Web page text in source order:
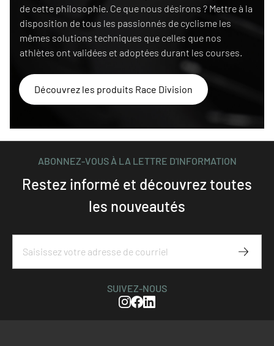
de cette philosophie. Ce que nous désirons ? Mettre à la
disposition de tous les passionnés de cyclisme les
mêmes solutions techniques que celles que nos
athlètes ont validées et adoptées durant les courses.
Découvrez les produits Race Division
ABONNEZ-VOUS À LA LETTRE D'INFORMATION
Restez informé et découvrez toutes
les nouveautés
SUIVEZ-NOUS
Instagram
Facebook
Linkedin